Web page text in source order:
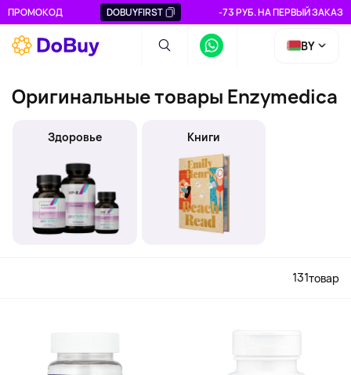
ПРОМОКОД DOBUYFIRST -73 РУБ. НА ПЕРВЫЙ ЗАКАЗ
BY
Оригинальные товары Enzymedica
Здоровье Книги
131товар